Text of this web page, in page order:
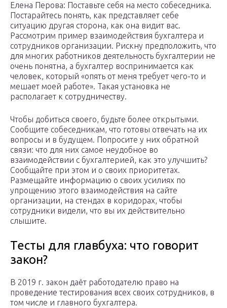
Елена Перова: Поставьте себя на место собеседника.
Постарайтесь понять, как представляет себе
ситуацию другая сторона, как она видит вас.
Рассмотрим пример взаимодействия бухгалтера и
сотрудников организации. Рискну предположить, что
для многих работников деятельность бухгалтерии не
очень понятна, а бухгалтер воспринимается как
человек, который «опять от меня требует чего-то и
мешает моей работе». Такая установка не
располагает к сотрудничеству.
Чтобы добиться своего, будьте более открытыми.
Сообщите собеседникам, что готовы отвечать на их
вопросы и в будущем. Попросите у них обратной
связи: что для них самое неудобное во
взаимодействии с бухгалтерией, как это улучшить?
Сообщайте при этом и о своих приоритетах.
Размещайте информацию о своих усилиях по
упрощению этого взаимодействия на сайте
организации, на стендах в коридорах, чтобы
сотрудники видели, что вы их действительно
слышите.
Тесты для главбуха: что говорит
закон?
В 2019 г. закон даёт работодателю право на
проведение тестирования всех своих сотрудников, в
том числе и главного бухгалтера.